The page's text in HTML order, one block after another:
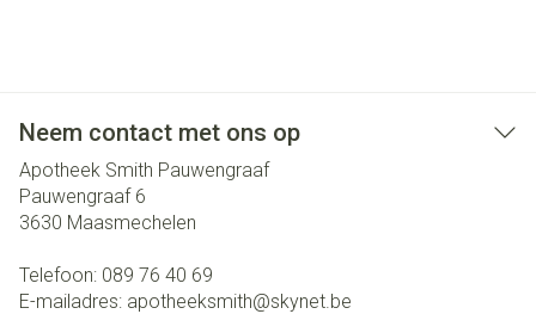
Neem contact met ons op
Apotheek Smith Pauwengraaf
Pauwengraaf 6
3630 Maasmechelen
Telefoon: 089 76 40 69
E-mailadres: apotheeksmith@skynet.be